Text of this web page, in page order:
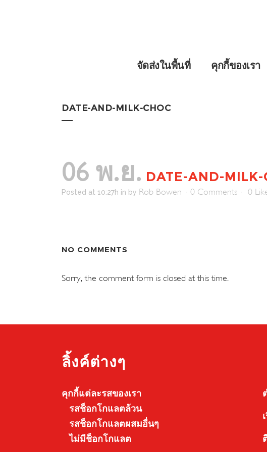
จัดส่งในพื้นที่ คุกกี้ของเรา
DATE-AND-MILK-CHOC
06 พ.ย. DATE-AND-MILK-
Posted at 10:27h in by Rob Bowen 0 Comments 0
NO COMMENTS
Sorry, the comment form is closed at this time.
ลิ้งค์ต่างๆ
คุกกี้แต่ละรสของเรา
รสช็อกโกแลตล้วน
รสช็อกโกแลตผสมอื่นๆ
ไม่มีช็อกโกแลต